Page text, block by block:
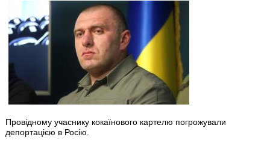
Провідному учаснику кокаїнового картелю погрожували
депортацією в Росію.